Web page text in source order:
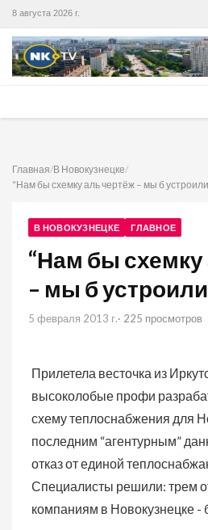
8 августа 2026 г.
Главная/В Новокузнецке/
“Нам бы схемку аль чертёж – мы б
В НОВОКУЗНЕЦКЕ ГЛАВНОЕ
“Нам бы
– мы б устроили
5 февраля 2013 г.· 225 просмотров
Прилетела весточка из
высоколобые профи
схему теплоснабжения для
последним “агентурным”
отказ от единой
Специалисты решили: трем
компаниям в Новокузнецке -